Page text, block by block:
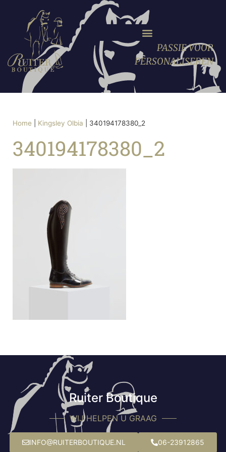
PASSIE VOOR
PERSONALISEREN
Home Kingsley Olbia 340194178380_2
340194178380_2
Ruiter Boutique
WIJ HELPEN U GRAAG
INFO@RUITERBOUTIQUE.NL 06-23912865